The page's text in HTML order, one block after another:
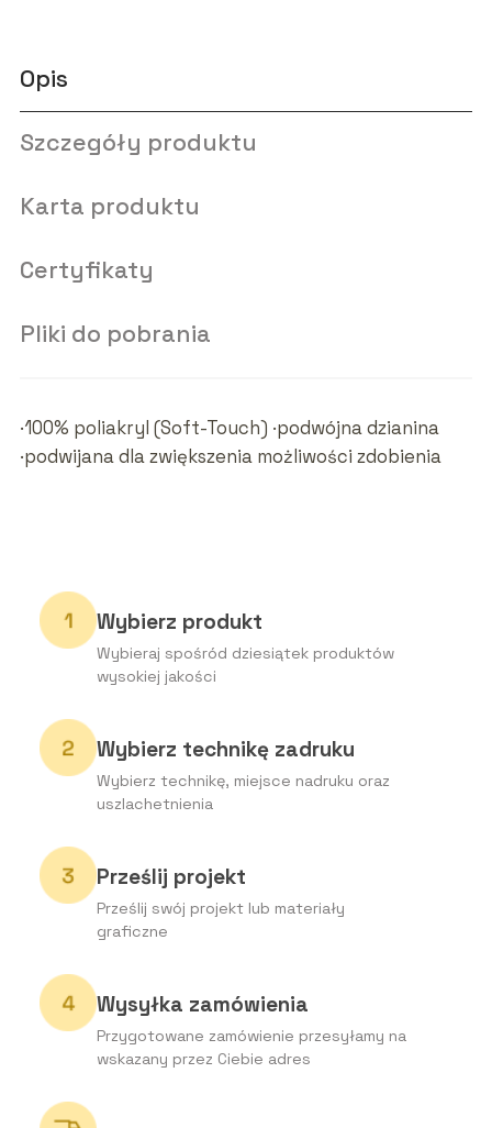
Opis
Szczegóły produktu
Karta produktu
Certyfikaty
Pliki do pobrania
·100% poliakryl (Soft-Touch) ·podwójna dzianina
·podwijana dla zwiększenia możliwości zdobienia
Wybierz produkt
Wybieraj spośród dziesiątek produktów
wysokiej jakości
Wybierz technikę zadruku
Wybierz technikę, miejsce nadruku oraz
uszlachetnienia
Prześlij projekt
Prześlij swój projekt lub materiały
graficzne
Wysyłka zamówienia
Przygotowane zamówienie przesyłamy na
wskazany przez Ciebie adres